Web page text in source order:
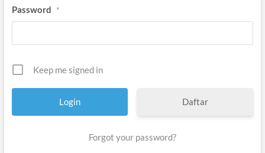
Password *
Keep me signed in
Daftar
Forgot your password?